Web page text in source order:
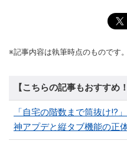
※記事内容は執筆時点のものです
【こちらの記事もおすすめ！
「自宅の階数まで筒抜け!?
神アプデと縦タブ機能の正